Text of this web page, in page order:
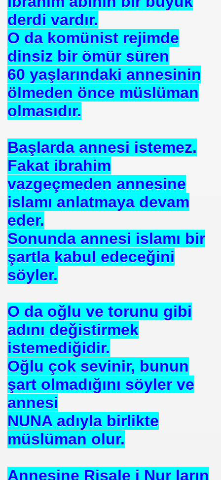
derdi vardır.
O da komünist rejimde
dinsiz bir ömür süren
60 yaşlarındaki annesinin
ölmeden önce müslüman
olmasıdır.
Başlarda annesi istemez.
Fakat ibrahim
vazgeçmeden annesine
islamı anlatmaya devam
eder.
Sonunda annesi islamı bir
şartla kabul edeceğini
söyler.
O da oğlu ve torunu gibi
adını değistirmek
istemediğidir.
Oğlu çok sevinir, bunun
şart olmadığını söyler ve
annesi
NUNA adıyla birlikte
müslüman olur.
Annesine Risale i Nur ların
NJ.Canlı Yayın
İBNİ RÜŞD